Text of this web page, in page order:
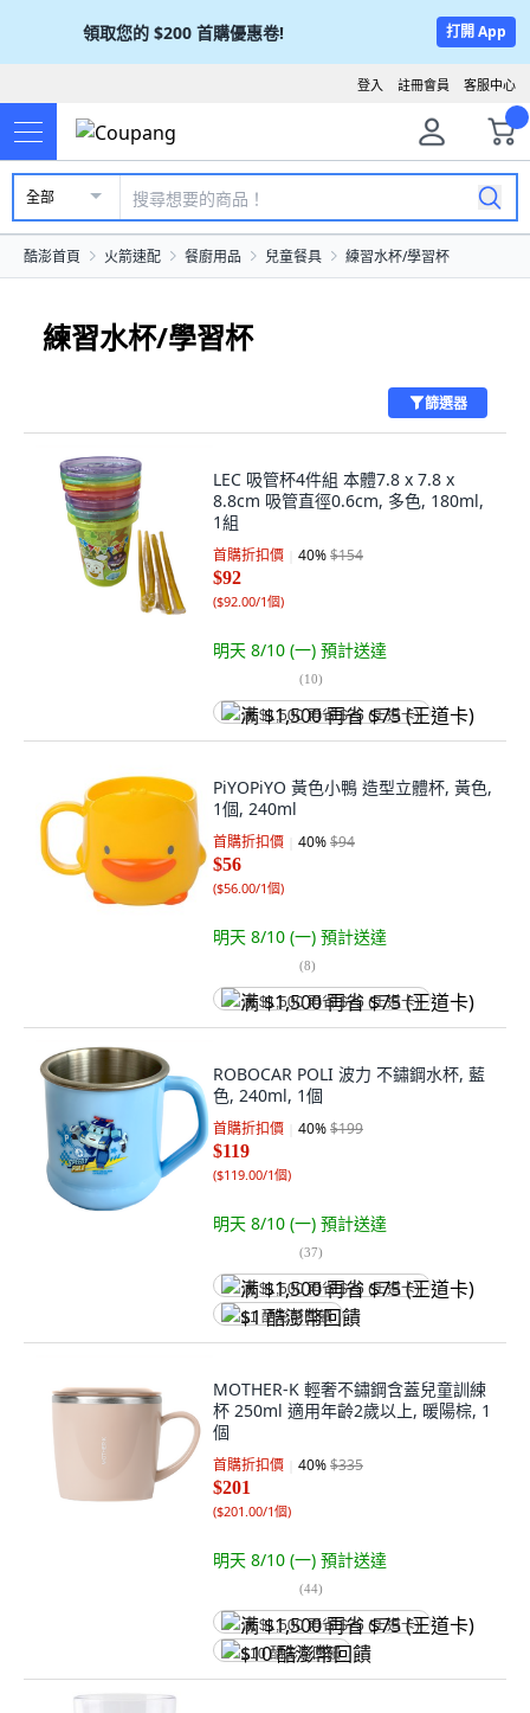
領取您的 $200 首購優惠卷! 打開 App
客服中心
註冊會員
登入
全部
酷澎首頁 火箭速配 餐廚用品 兒童餐具 練習水杯/學習杯
練習水杯/學習杯
篩選器
LEC 吸管杯4件組 本體7.8 x 7.8 x
8.8cm 吸管直徑0.6cm, 多色, 180ml,
1組
首購折扣價 40%$154
$92
($92.00/1個)
明天 8/10 (一) 預計送達
(10)
满 $1,500 再省 $75 (王道卡)
PiYOPiYO 黃色小鴨 造型立體杯, 黃色,
1個, 240ml
首購折扣價 40%$94
$56
($56.00/1個)
明天 8/10 (一) 預計送達
(8)
满 $1,500 再省 $75 (王道卡)
ROBOCAR POLI 波力 不鏽鋼水杯, 藍
色, 240ml, 1個
首購折扣價 40%$199
$119
($119.00/1個)
明天 8/10 (一) 預計送達
(37)
满 $1,500 再省 $75 (王道卡)
$1 酷澎幣回饋
MOTHER-K 輕奢不鏽鋼含蓋兒童訓練
杯 250ml 適用年齡2歲以上, 暖陽棕, 1
個
首購折扣價 40%$335
$201
($201.00/1個)
明天 8/10 (一) 預計送達
(44)
满 $1,500 再省 $75 (王道卡)
$10 酷澎幣回饋